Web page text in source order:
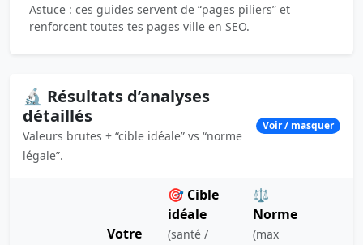
Astuce : ces guides servent de “pages piliers” et
renforcent toutes tes pages ville en SEO.
🔬 Résultats d’analyses
détaillés
Valeurs brutes + “cible idéale” vs “norme
légale”.
Voir / masquer
Votre
🎯 Cible
idéale
(santé /
⚖️
Norme
(max